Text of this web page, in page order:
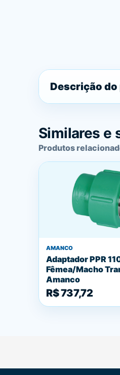
Descrição
Similares e
Produtos
AMANCO
Adaptador PPR
Fêmea/Macho
Amanco
R$ 737,72